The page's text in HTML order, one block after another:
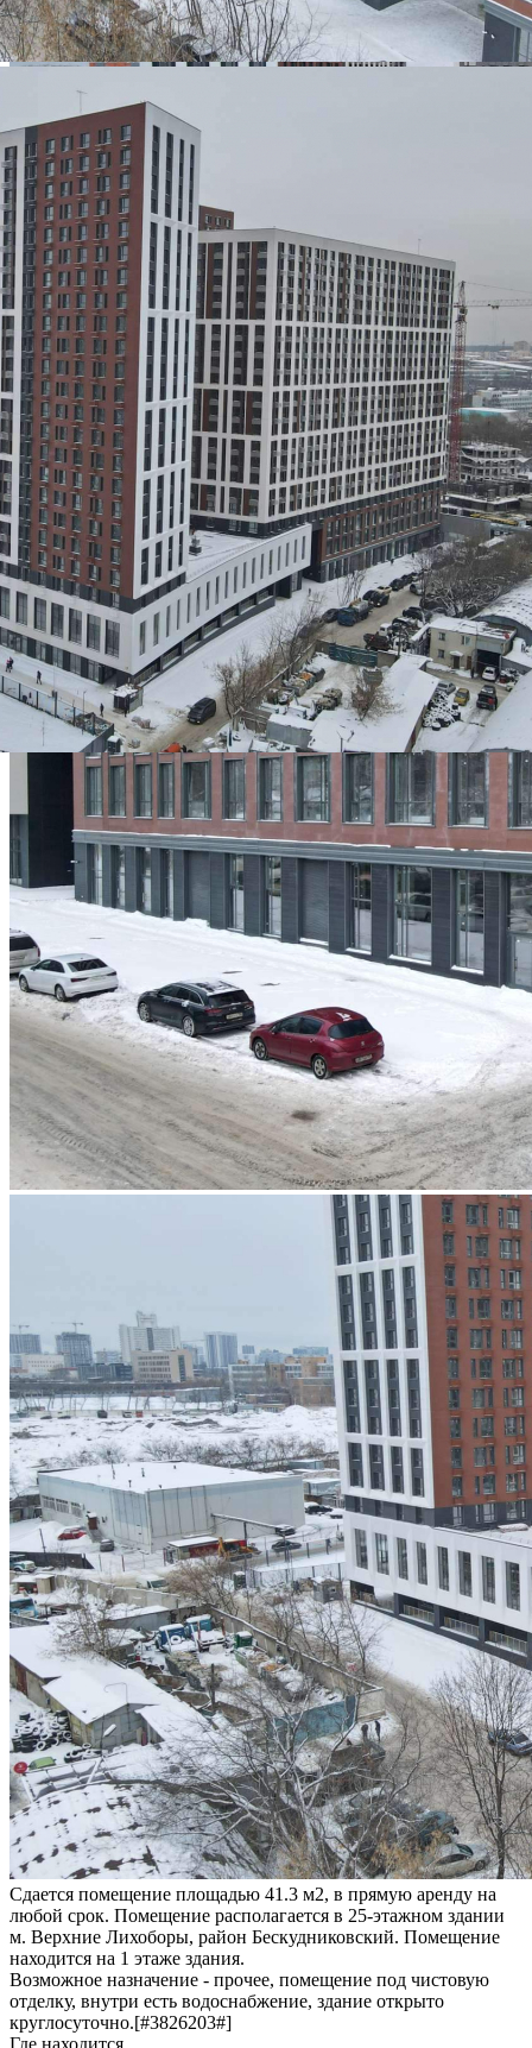
Сдается помещение площадью 41.3 м2, в прямую аренду на
любой срок. Помещение располагается в 25-этажном здании
м. Верхние Лихоборы, район Бескудниковский. Помещение
находится на 1 этаже здания.
Возможное назначение - прочее, помещение под чистовую
отделку, внутри есть водоснабжение, здание открыто
круглосуточно.[#3826203#]
Где находится